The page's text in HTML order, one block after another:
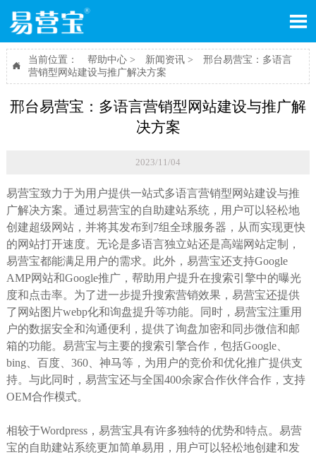


当前位置： 帮助中心> 新闻资讯>
邢台易营宝：多语言
营销型网站建设与推广解决方案
邢台易营宝：多语言营销型网站建设与推广解
决方案
2023/11/04
易营宝致力于为用户提供一站式多语言营销型网站建设与推
广解决方案。通过易营宝的自助建站系统，用户可以轻松地
创建超级网站，并将其发布到7组全球服务器，从而实现更快
的网站打开速度。无论是多语言独立站还是高端网站定制，
易营宝都能满足用户的需求。此外，易营宝还支持Google
AMP网站和Google推广，帮助用户提升在搜索引擎中的曝光
度和点击率。为了进一步提升搜索营销效果，易营宝还提供
了网站图片webp化和询盘提升等功能。同时，易营宝注重用
户的数据安全和沟通便利，提供了询盘加密和同步微信和邮
箱的功能。易营宝与主要的搜索引擎合作，包括Google、
bing、百度、360、神马等，为用户的竞价和优化推广提供支
持。与此同时，易营宝还与全国400余家合作伙伴合作，支持
OEM合作模式。
相较于Wordpress，易营宝具有许多独特的优势和特点。易营
宝的自助建站系统更加简单易用，用户可以轻松地创建和发